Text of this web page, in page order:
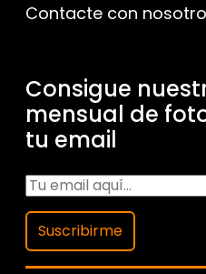
Contacte con
Consigue
mensual de
tu email
Suscribirme